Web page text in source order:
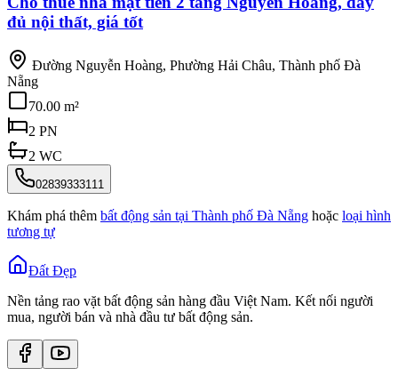
đủ nội thất, giá tốt
Đường Nguyễn Hoàng, Phường Hải Châu, Thành phố Đà
Nẵng
70.00 m²
2 PN
2 WC
02839333111
Khám phá thêm bất động sản tại Thành phố Đà Nẵng hoặc loại hình
tương tự
Đất Đẹp
Nền tảng rao vặt bất động sản hàng đầu Việt Nam. Kết nối người
mua, người bán và nhà đầu tư bất động sản.